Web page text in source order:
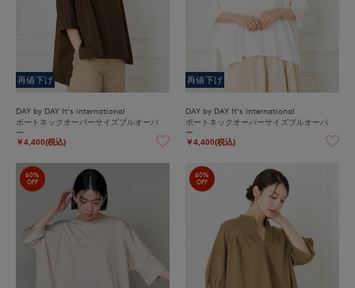
再値下げ
DAY by DAY It's international
ボートネックオーバーサイズプルオーバ
ー
￥4,400(税込)
再値下げ
DAY by DAY It's international
ボートネックオーバーサイズプルオーバ
ー
￥4,400(税込)
60%
OFF
60%
OFF